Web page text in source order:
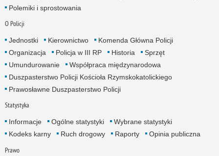
Polemiki i sprostowania
O Policji
Jednostki Kierownictwo
Komenda Główna Policji
Organizacja
Policja w III RP Historia
Sprzęt
Umundurowanie
Współpraca międzynarodowa
Duszpasterstwo Policji Kościoła Rzymskokatolickiego
Prawosławne Duszpasterstwo Policji
Statystyka
Informacje Ogólne statystyki
Wybrane statystyki
Kodeks karny
Ruch drogowy Raporty Opinia publiczna
Prawo